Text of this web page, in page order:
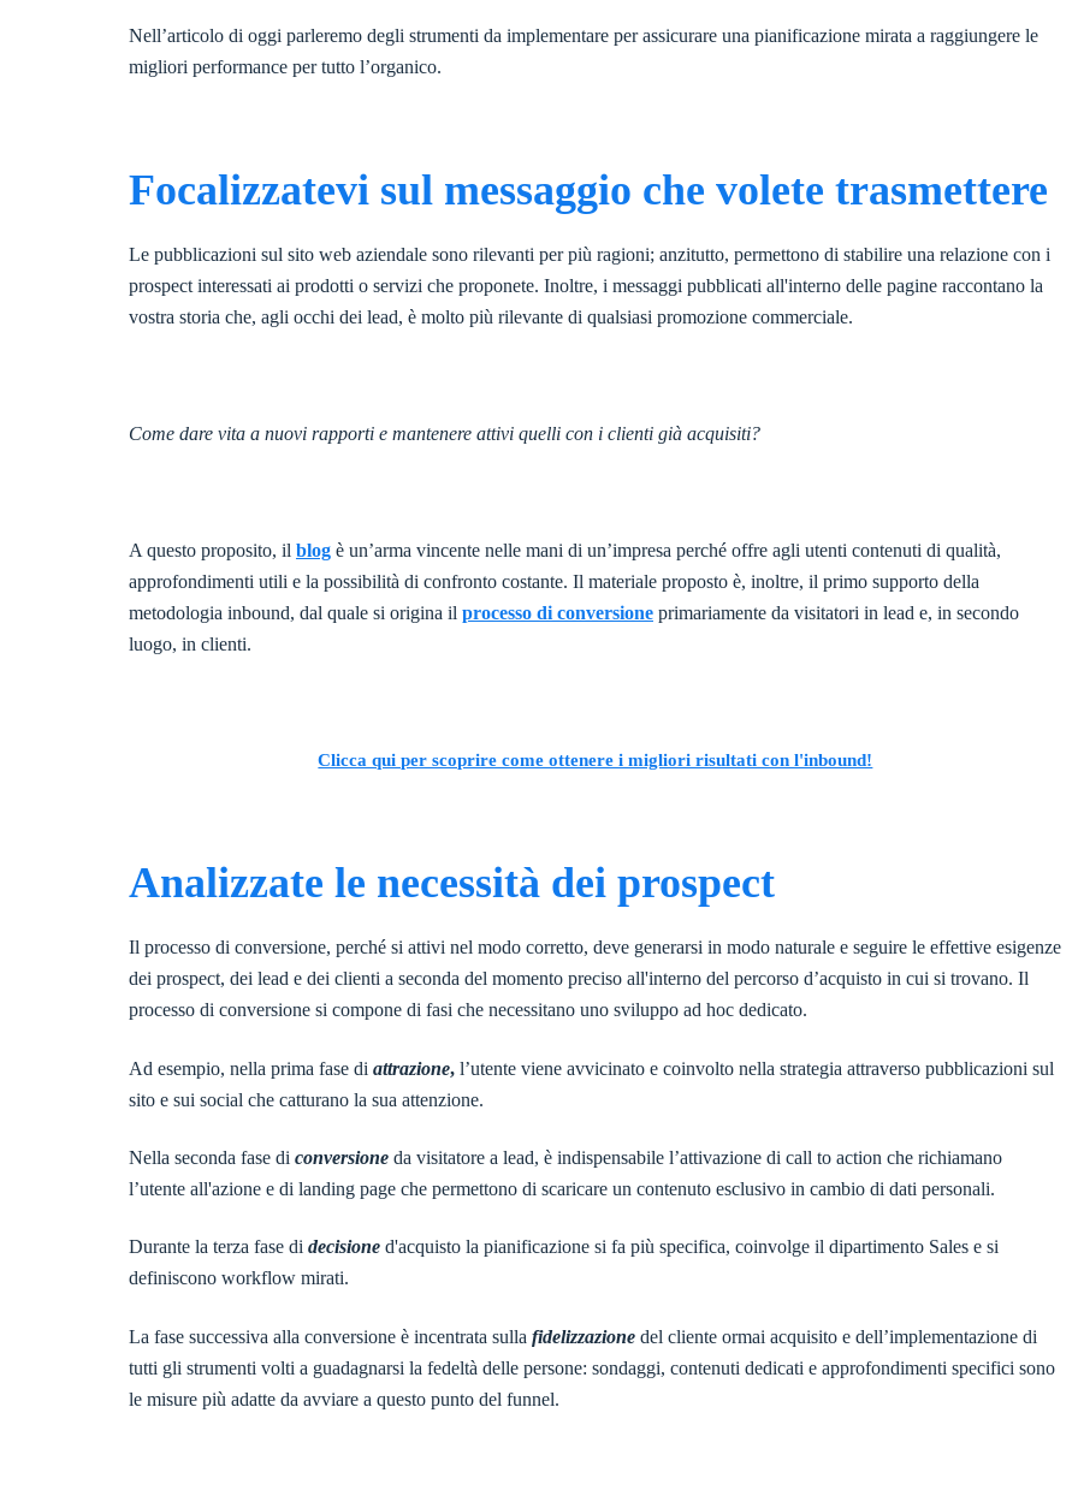
Nell’articolo di oggi parleremo degli strumenti da implementare per assicurare una pianificazione mirata a raggiungere le
migliori performance per tutto l’organico.
Focalizzatevi sul messaggio che volete trasmettere
Le pubblicazioni sul sito web aziendale sono rilevanti per più ragioni; anzitutto, permettono di stabilire una relazione con i
prospect interessati ai prodotti o servizi che proponete. Inoltre, i messaggi pubblicati all'interno delle pagine raccontano la
vostra storia che, agli occhi dei lead, è molto più rilevante di qualsiasi promozione commerciale.
Come dare vita a nuovi rapporti e mantenere attivi quelli con i clienti già acquisiti?
A questo proposito, il blog è un’arma vincente nelle mani di un’impresa perché offre agli utenti contenuti di qualità,
approfondimenti utili e la possibilità di confronto costante. Il materiale proposto è, inoltre, il primo supporto della
metodologia inbound, dal quale si origina il processo di conversione primariamente da visitatori in lead e, in secondo
luogo, in clienti.
Clicca qui per scoprire come ottenere i migliori risultati con l'inbound!
Analizzate le necessità dei prospect
Il processo di conversione, perché si attivi nel modo corretto, deve generarsi in modo naturale e seguire le effettive esigenze
dei prospect, dei lead e dei clienti a seconda del momento preciso all'interno del percorso d’acquisto in cui si trovano. Il
processo di conversione si compone di fasi che necessitano uno sviluppo ad hoc dedicato.
Ad esempio, nella prima fase di attrazione, l’utente viene avvicinato e coinvolto nella strategia attraverso pubblicazioni sul
sito e sui social che catturano la sua attenzione.
Nella seconda fase di conversione da visitatore a lead, è indispensabile l’attivazione di call to action che richiamano
l’utente all'azione e di landing page che permettono di scaricare un contenuto esclusivo in cambio di dati personali.
Durante la terza fase di decisione d'acquisto la pianificazione si fa più specifica, coinvolge il dipartimento Sales e si
definiscono workflow mirati.
La fase successiva alla conversione è incentrata sulla fidelizzazione del cliente ormai acquisito e dell’implementazione di
tutti gli strumenti volti a guadagnarsi la fedeltà delle persone: sondaggi, contenuti dedicati e approfondimenti specifici sono
le misure più adatte da avviare a questo punto del funnel.